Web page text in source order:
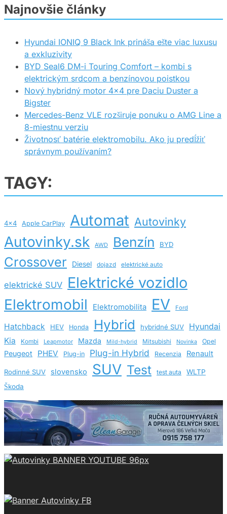
Najnovšie články
Hyundai IONIQ 9 Black Ink prináša ešte viac luxusu
a exkluzivity
BYD Seal6 DM-i Touring Comfort – kombi s
elektrickým srdcom a benzínovou poistkou
Nový hybridný motor 4×4 pre Daciu Duster a
Bigster
Mercedes-Benz VLE rozširuje ponuku o AMG Line a
8-miestnu verziu
Životnosť batérie elektromobilu. Ako ju predĺžiť
správnym používaním?
TAGY:
4x4 Apple CarPlay Automat Autovinky
Autovinky.sk AWD Benzín BYD
Crossover Diesel dojazd elektrické auto
elektrické SUV Elektrické vozidlo
Elektromobil Elektromobilita EV Ford
Hatchback HEV Honda Hybrid hybridné SUV
Hyundai
Kia
Kombi Leapmotor Mazda Mild-hybrid Mitsubishi Novinka Opel
Peugeot PHEV Plug-in Plug-in Hybrid Recenzia Renault
Rodinné SUV slovensko SUV Test test auta
WLTP
Škoda